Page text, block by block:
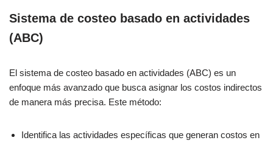
Sistema de costeo basado en actividades
(ABC)
El sistema de costeo basado en actividades (ABC) es un
enfoque más avanzado que busca asignar los costos indirectos
de manera más precisa. Este método:
Identifica las actividades específicas que generan costos en